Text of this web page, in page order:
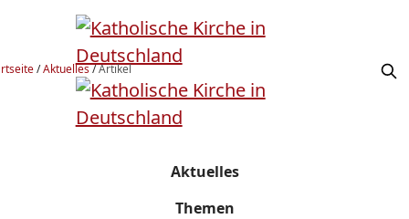
/Aktuelles/Artikel
Aktuelles
Themen